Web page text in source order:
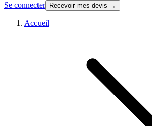
Se connecter
Recevoir mes devis →
Accueil